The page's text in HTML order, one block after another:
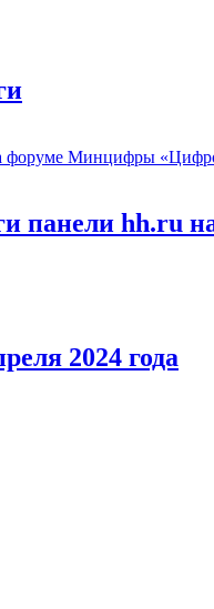
панели
2024 года